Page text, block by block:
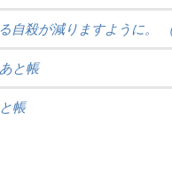
自殺が減りますように。
と帳
帳